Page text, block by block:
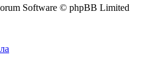
Software © phpBB Limited